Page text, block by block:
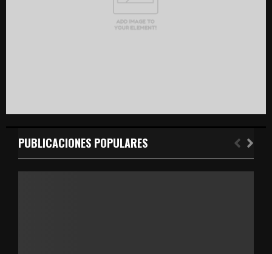
PUBLICACIONES POPULARES